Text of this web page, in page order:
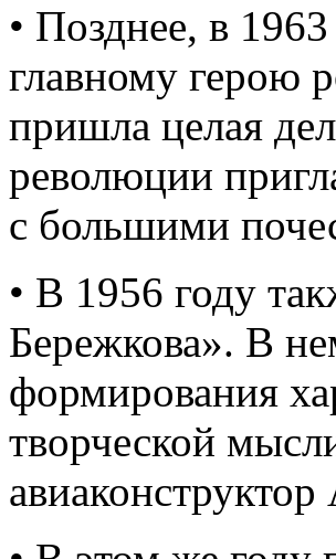
• Позднее, в
главному герою
пришла целая
революции
с большими
• В 1956 году
Бережкова». В
формирования
творческой